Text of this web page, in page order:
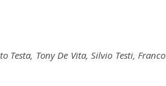
Testa, Tony De Vita, Silvio Testi, Franco